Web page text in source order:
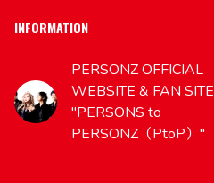
INFORMATION
PERSONZ OFFICIAL
WEBSITE & FAN SITE
"PERSONS to
PERSONZ（PtoP）"